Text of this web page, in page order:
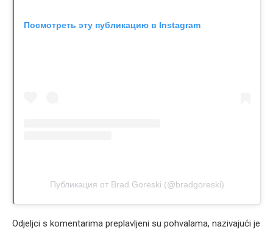
Посмотреть эту публикацию в Instagram
Публикация от Brad Goreski (@bradgoreski)
Odjeljci s komentarima preplavljeni su pohvalama, nazivajući je